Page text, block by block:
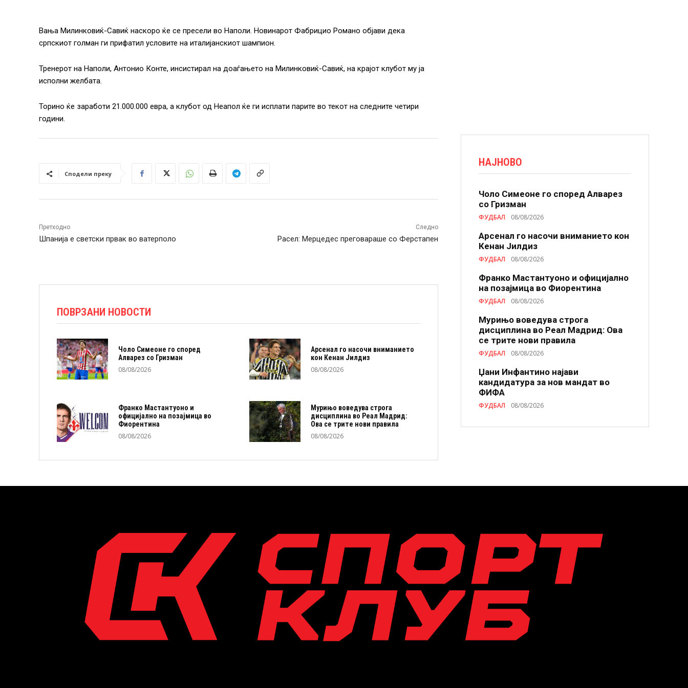
Вања Милинковиќ-Савиќ наскоро ќе се пресели во Наполи. Новинарот Фабрицио Романо објави дека
српскиот голман ги прифатил условите на италијанскиот шампион.
Тренерот на Наполи, Антонио Конте, инсистирал на доаѓањето на Милинковиќ-Савиќ, на крајот клубот му ја
исполни желбата.
Торино ќе заработи 21.000.000 евра, а клубот од Неапол ќе ги исплати парите во текот на следните четири
години.
Сподели преку
Претходно
Шпанија е светски првак во ватерполо
Следно
Расел: Мерцедес преговараше со Ферстапен
ПОВРЗАНИ НОВОСТИ
Чоло Симеоне го според
Алварез со Гризман
08/08/2026
Арсенал го насочи вниманието
кон Кенан Јилдиз
08/08/2026
Франко Мастантуоно и
официјално на позајмица во
Фиорентина
08/08/2026
Мурињо воведува строга
дисциплина во Реал Мадрид:
Ова се трите нови правила
08/08/2026
НАЈНОВО
Чоло Симеоне го според Алварез
со Гризман
ФУДБАЛ 08/08/2026
Арсенал го насочи вниманието кон
Кенан Јилдиз
ФУДБАЛ 08/08/2026
Франко Мастантуоно и официјално
на позајмица во Фиорентина
ФУДБАЛ 08/08/2026
Мурињо воведува строга
дисциплина во Реал Мадрид: Ова
се трите нови правила
ФУДБАЛ 08/08/2026
Џани Инфантино најави
кандидатура за нов мандат во
ФИФА
ФУДБАЛ 08/08/2026